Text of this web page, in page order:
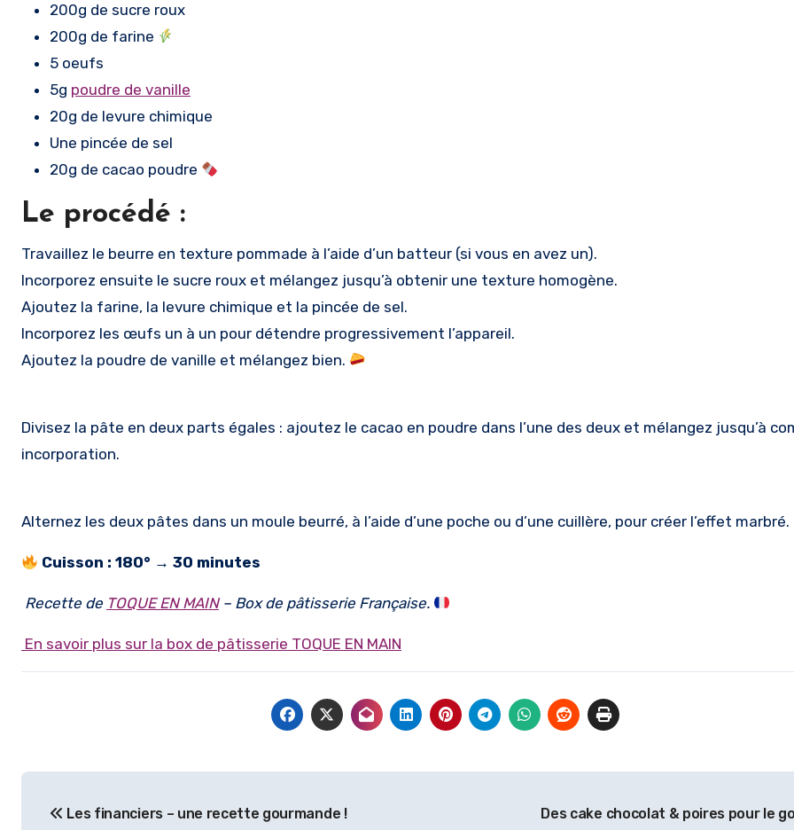
200g de sucre roux
200g de farine
5 oeufs
5g poudre de vanille
20g de levure chimique
Une pincée de sel
20g de cacao poudre
Le procédé :
Travaillez le beurre en texture pommade à l’aide d’un batteur (si vous en avez un).
Incorporez ensuite le sucre roux et mélangez jusqu’à obtenir une texture homogène.
Ajoutez la farine, la levure chimique et la pincée de sel.
Incorporez les œufs un à un pour détendre progressivement l’appareil.
Ajoutez la poudre de vanille et mélangez bien.
Divisez la pâte en deux parts égales : ajoutez le cacao en poudre dans l’une des deux et mélangez jusqu’à
incorporation.
Alternez les deux pâtes dans un moule beurré, à l’aide d’une poche ou d’une cuillère, pour créer l’effet marbré.
Cuisson : 180° → 30 minutes
Recette de TOQUE EN MAIN– Box de pâtisserie Française.
En savoir plus sur la box de pâtisserie TOQUE EN MAIN
Les financiers – une recette gourmande ! Des cake chocolat & poires pour le